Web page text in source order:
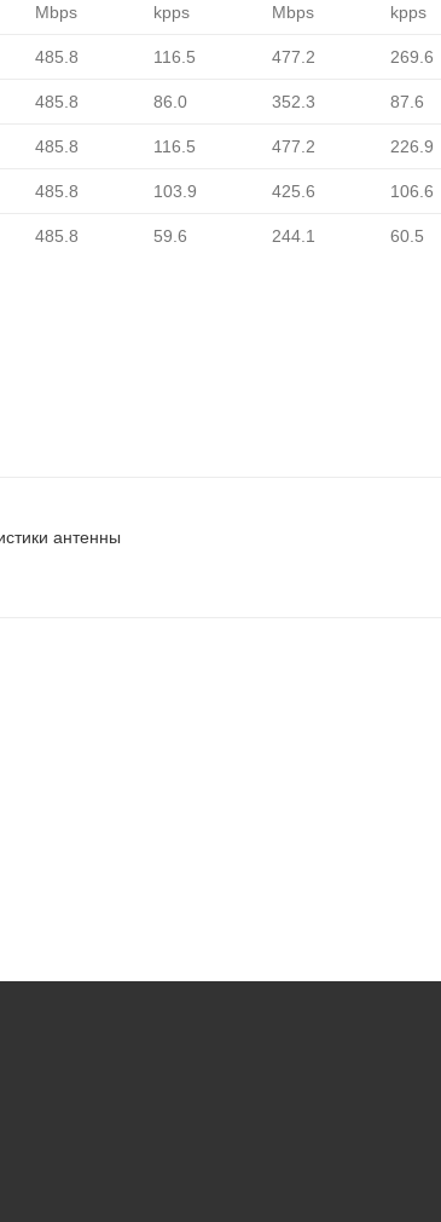
Mbps kpps Mbps kpps
485.8 116.5 477.2 269.6
485.8 86.0 352.3 87.6
485.8 116.5 477.2 226.9
485.8 103.9 425.6 106.6
485.8 59.6 244.1 60.5
антенны